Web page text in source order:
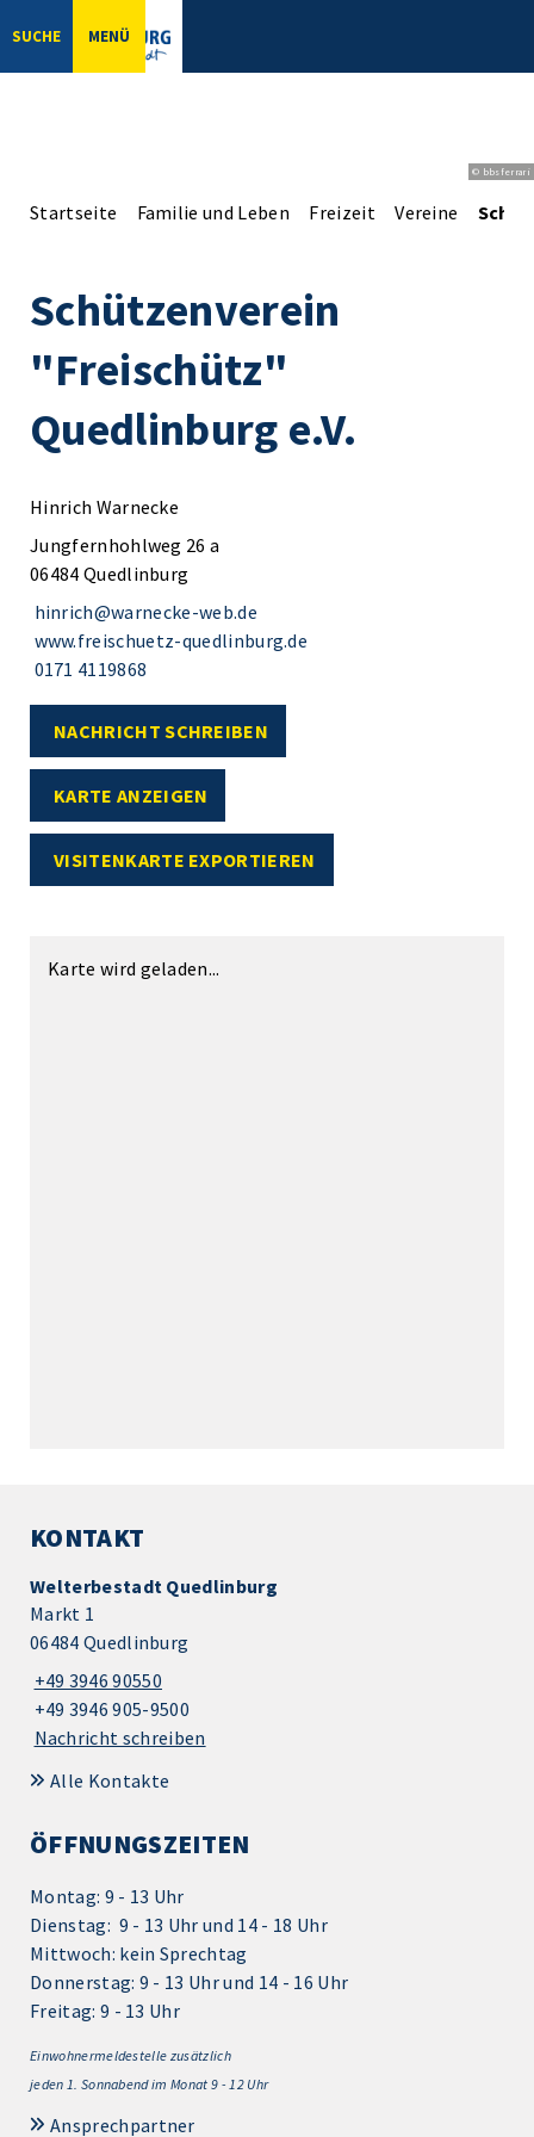
SUCHE MENÜ
© bbsferrari
Startseite Familie und Leben Freizeit Vereine
Schützenverein
"Freischütz"
Quedlinburg e.V.
Hinrich Warnecke
Jungfernhohlweg 26 a
06484 Quedlinburg
hinrich@warnecke-web.de
www.freischuetz-quedlinburg.de
0171 4119868
NACHRICHT SCHREIBEN
KARTE ANZEIGEN
VISITENKARTE EXPORTIEREN
Karte wird geladen...
KONTAKT
Welterbestadt Quedlinburg
Markt 1
06484 Quedlinburg
+49 3946 90550
+49 3946 905-9500
Nachricht schreiben
Alle Kontakte
ÖFFNUNGSZEITEN
Montag: 9 - 13 Uhr
Dienstag: 9 - 13 Uhr und 14 - 18 Uhr
Mittwoch: kein Sprechtag
Donnerstag: 9 - 13 Uhr und 14 - 16 Uhr
Freitag: 9 - 13 Uhr
Einwohnermeldestelle zusätzlich
jeden 1. Sonnabend im Monat 9 - 12 Uhr
Ansprechpartner